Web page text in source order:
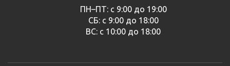
ПН–ПТ: с 9:00 до 19:00
СБ: с 9:00 до 18:00
ВС: с 10:00 до 18:00